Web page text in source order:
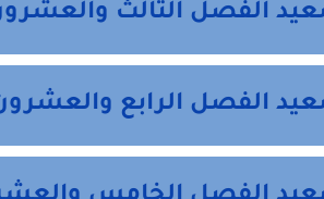
الفصل الثالث
الفصل الرابع